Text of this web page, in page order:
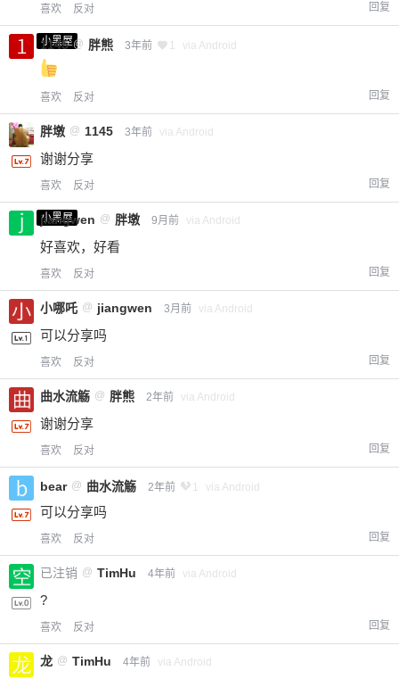
喜欢 反对 回复
小黑屋
1145 @ 胖熊 3年前 1 via Android
喜欢 反对 回复
胖墩 @ 1145 3年前 via Android
谢谢分享
喜欢 反对 回复
小黑屋
jiangwen @ 胖墩 9月前 via Android
好喜欢，好看
喜欢 反对 回复
小哪吒 @ jiangwen 3月前 via Android
可以分享吗
喜欢 反对 回复
曲水流觞 @ 胖熊 2年前 via Android
谢谢分享
喜欢 反对 回复
bear @ 曲水流觞 2年前 1 via Android
可以分享吗
喜欢 反对 回复
已注销 @ TimHu 4年前 via Android
?
喜欢 反对 回复
龙 @ TimHu 4年前 via Android